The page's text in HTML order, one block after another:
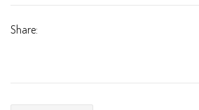
Share: